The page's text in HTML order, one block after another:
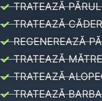
TRATEAZĂ
TRATEAZĂ
REGENEREAZĂ
TRATEAZĂ
TRATEAZĂ
TRATEAZĂ BARBA